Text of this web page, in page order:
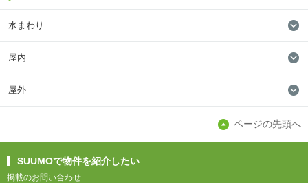
水まわり
屋内
屋外
ページの先頭へ
SUUMOで物件を紹介したい
掲載のお問い合わせ